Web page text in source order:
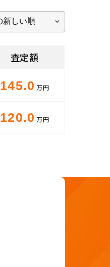
査定額
145.0 万円
120.0 万円